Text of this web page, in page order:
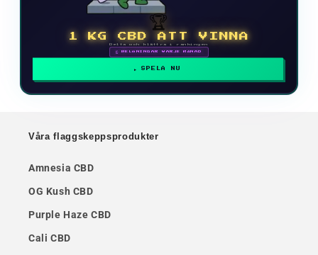
🏆
1 KG CBD ATT VINNA
Delta och klättra i rankingen
🗓 BELÖNINGAR VARJE MÅNAD
SPELA NU
Våra flaggskeppsprodukter
Amnesia CBD
OG Kush CBD
Purple Haze CBD
Cali CBD